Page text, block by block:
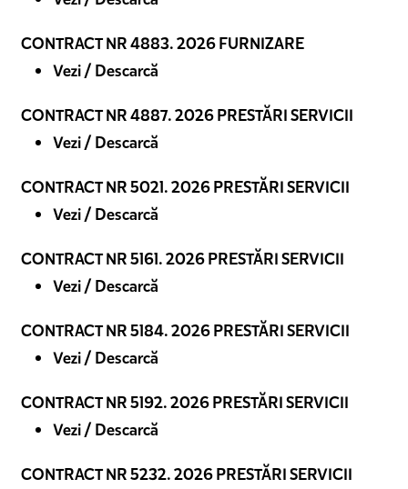
CONTRACT NR 4883. 2026 FURNIZARE
Vezi / Descarcă
CONTRACT NR 4887. 2026 PRESTĂRI SERVICII
Vezi / Descarcă
CONTRACT NR 5021. 2026 PRESTĂRI SERVICII
Vezi / Descarcă
CONTRACT NR 5161. 2026 PRESTĂRI SERVICII
Vezi / Descarcă
CONTRACT NR 5184. 2026 PRESTĂRI SERVICII
Vezi / Descarcă
CONTRACT NR 5192. 2026 PRESTĂRI SERVICII
Vezi / Descarcă
CONTRACT NR 5232. 2026 PRESTĂRI SERVICII